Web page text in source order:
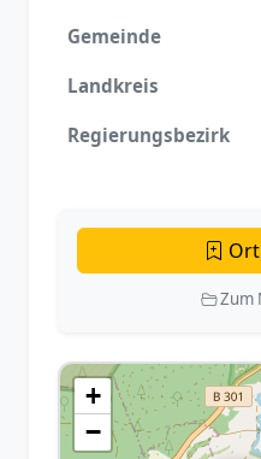
Gemeinde
Landkreis
Regierungsbezirk
Zum
+
−